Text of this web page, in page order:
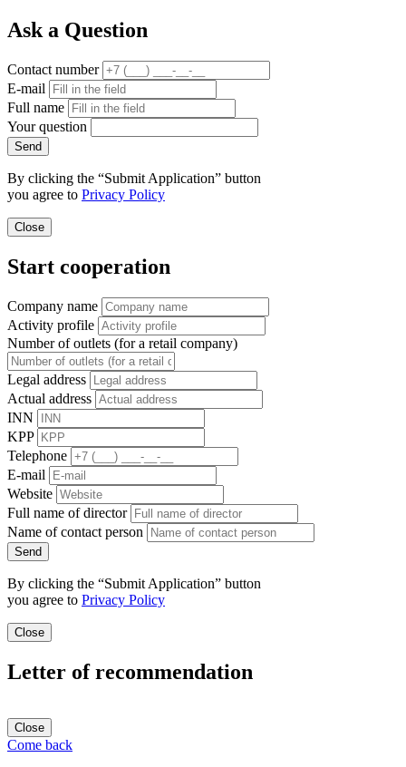
Ask a Question
Contact number
E-mail
Full name
Your question
Send
By clicking the “Submit Application” button
you agree to Privacy Policy
Close
Start cooperation
Company name
Activity profile
Number of outlets (for a retail company)
Legal address
Actual address
INN
KPP
Telephone
E-mail
Website
Full name of director
Name of contact person
Send
By clicking the “Submit Application” button
you agree to Privacy Policy
Close
Letter of recommendation
Close
Come back